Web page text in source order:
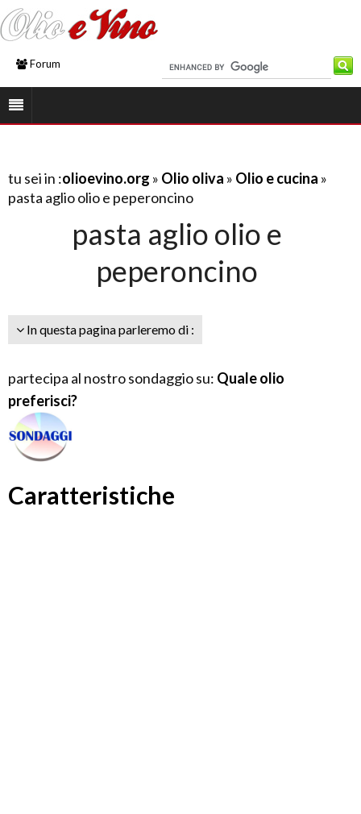
Forum
tu sei in :olioevino.org » Olio oliva » Olio e cucina »
pasta aglio olio e peperoncino
pasta aglio olio e
peperoncino
In questa pagina parleremo di :
partecipa al nostro sondaggio su: Quale olio
preferisci?
Caratteristiche